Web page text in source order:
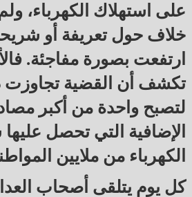
على استهلاك الكهرباء،
خلاف حول تعريفة أو
ارتفعت بصورة مفاجئة.
تكشف أن القضية تجاوزت
لتصبح واحدة من أكبر
الإضافية التي تحصل
الكهرباء من ملايين
كل يوم يتلقى أصحاب